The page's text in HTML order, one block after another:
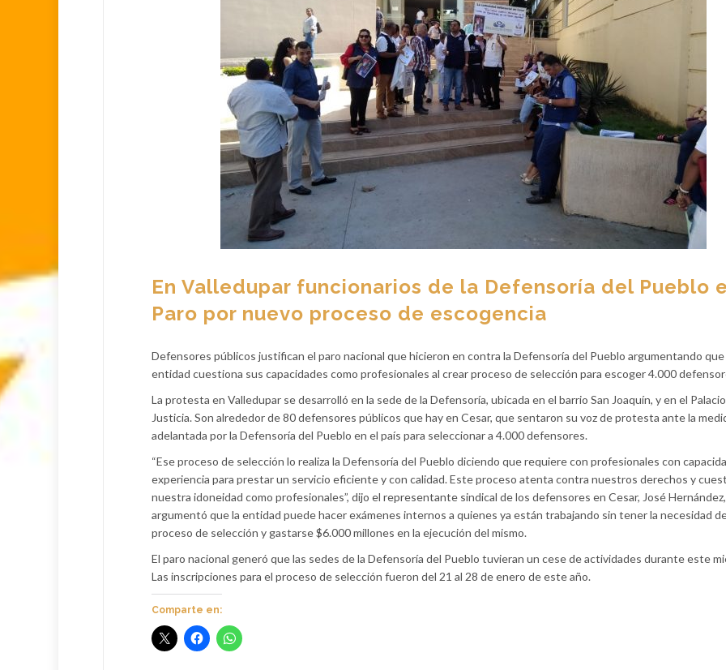
En Valledupar funcionarios de la Defensoría del Pueblo
Paro por nuevo proceso de escogencia
Defensores públicos justifican el paro nacional que hicieron en contra la Defensoría del Pueblo argumentando que
entidad cuestiona sus capacidades como profesionales al crear proceso de selección para escoger 4.000
La protesta en Valledupar se desarrolló en la sede de la Defensoría, ubicada en el barrio San Joaquín, y en el
Justicia. Son alrededor de 80 defensores públicos que hay en Cesar, que sentaron su voz de protesta ante la
adelantada por la Defensoría del Pueblo en el país para seleccionar a 4.000 defensores.
“Ese proceso de selección lo realiza la Defensoría del Pueblo diciendo que requiere con profesionales con
experiencia para prestar un servicio eficiente y con calidad. Este proceso atenta contra nuestros derechos y
nuestra idoneidad como profesionales”, dijo el representante sindical de los defensores en Cesar, José
argumentó que la entidad puede hacer exámenes internos a quienes ya están trabajando sin tener la necesidad
proceso de selección y gastarse $6.000 millones en la ejecución del mismo.
El paro nacional generó que las sedes de la Defensoría del Pueblo tuvieran un cese de actividades durante este
Las inscripciones para el proceso de selección fueron del 21 al 28 de enero de este año.
Comparte en: